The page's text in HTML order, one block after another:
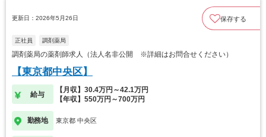
更新日：2026年5月26日 保存する
正社員 調剤薬局
調剤薬局の薬剤師求人（法人名非公開 ※詳細はお問合せください）
【東京都中央区】
給与
【月収】30.4万円～42.1万円
【年収】550万円～700万円
勤務地 東京都 中央区